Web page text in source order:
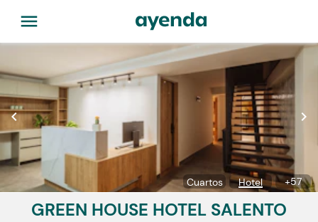
menu
chevron_left chevron_right
Hotel
Cuartos +57
GREEN HOUSE HOTEL SALENTO